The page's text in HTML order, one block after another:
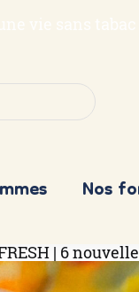
Nos
| 6